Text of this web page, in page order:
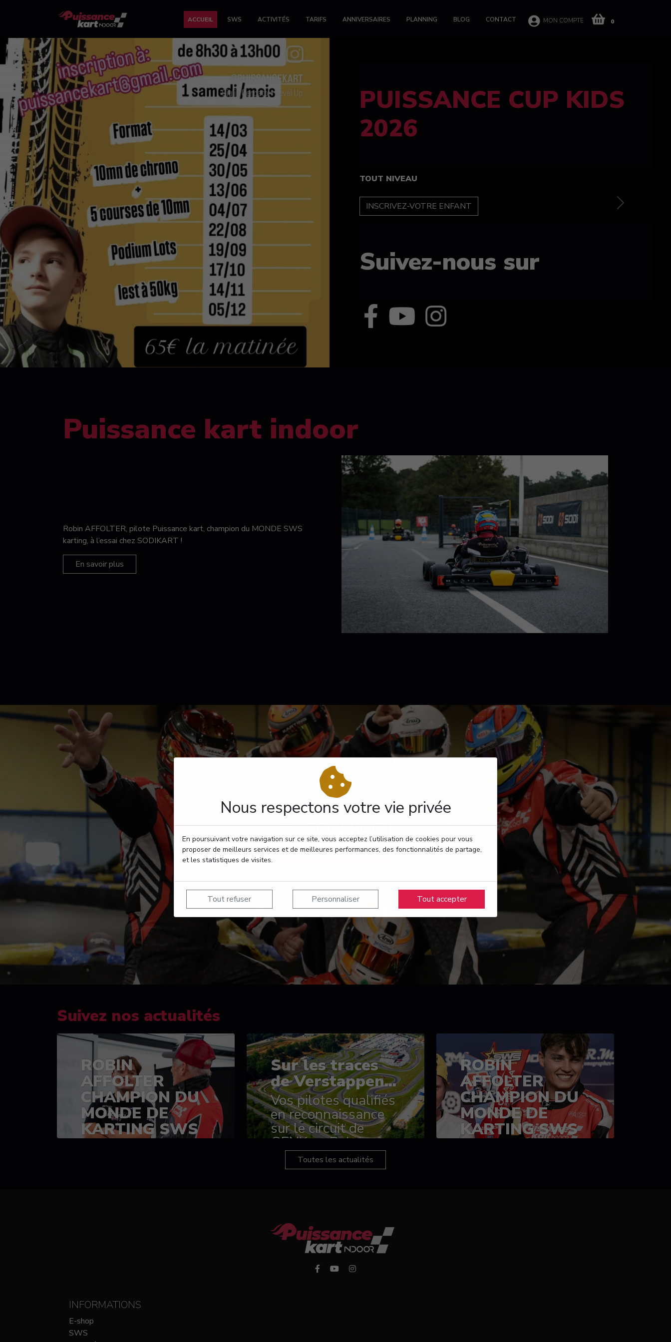
Nous respectons votre vie privée
En poursuivant votre navigation sur ce site, vous acceptez l’utilisation de cookies pour vous
proposer de meilleurs services et de meilleures performances, des fonctionnalités de partage,
et les statistiques de visites.
Tout refuser Personnaliser Tout accepter
ACCUEIL SWS ACTIVITÉS TARIFS ANNIVERSAIRES PLANNING BLOG CONTACT MON COMPTE 0
FELINE CUP 100%
féminine
TOUT NIVEAU
INSCRIPTION
Suivez-nous sur
Previous Next
Puissance kart indoor
Robin AFFOLTER, pilote Puissance kart, champion du MONDE SWS
karting, à l’essai chez SODIKART !
En savoir plus
CONTACT
RÉSERVEZ VOTRE PASSAGE
Suivez nos actualités
ROBIN
AFFOLTER
CHAMPION DU
MONDE DE
KARTING SWS
(SPRINT)
Sur les traces
de Verstappen...
Vos pilotes qualifiés
en reconnaissance
sur le circuit de
GENK en Belgique
ROBIN
AFFOLTER
CHAMPION DU
MONDE DE
KARTING SWS
Toutes les actualités
INFORMATIONS
E-shop
SWS